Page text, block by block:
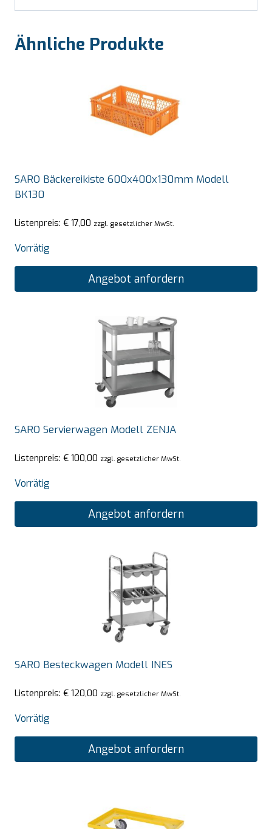
Ähnliche Produkte
SARO Bäckereikiste 600x400x130mm Modell
BK130
Listenpreis: € 17,00 zzgl. gesetzlicher MwSt.
Vorrätig
Angebot anfordern
SARO Servierwagen Modell ZENJA
Listenpreis: € 100,00 zzgl. gesetzlicher MwSt.
Vorrätig
Angebot anfordern
SARO Besteckwagen Modell INES
Listenpreis: € 120,00 zzgl. gesetzlicher MwSt.
Vorrätig
Angebot anfordern